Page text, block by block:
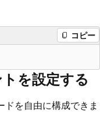
コピー
を設定する
を自由に構成できま